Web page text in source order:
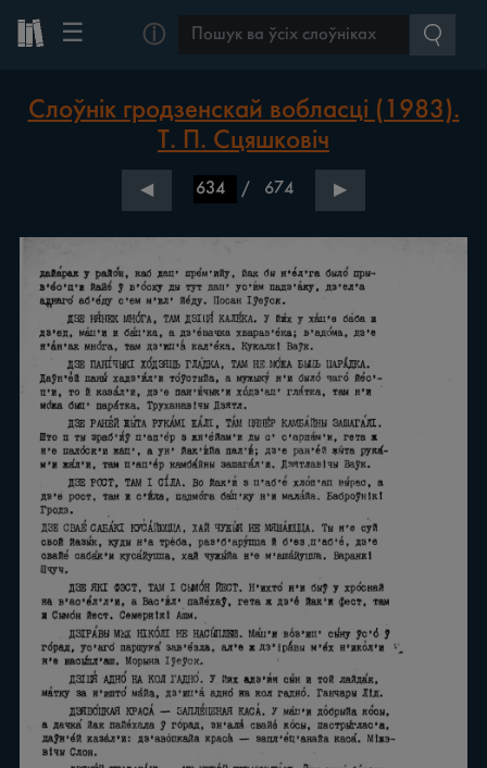
☰ ⓘ
Слоўнік гродзенскай вобласці (1983).
Т. П. Сцяшковіч
◀ / 674 ▶